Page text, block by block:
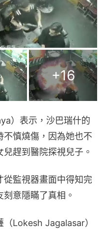
+16
）表示，沙巴瑞什的
不慎燒傷，因為她也不
趕到醫院探視兒子。
從監視器畫面中得知完
意隱瞞了真相。
Lokesh Jagalasar）